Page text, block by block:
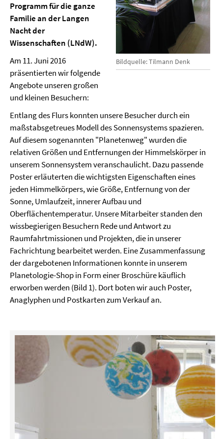
Bildquelle: Tilmann Denk
Programm für die ganze
Familie an der Langen
Nacht der
Wissenschaften (LNdW).
Am 11. Juni 2016
präsentierten wir folgende
Angebote unseren großen
und kleinen Besuchern:
Entlang des Flurs konnten unsere Besucher durch ein
maßstabsgetreues Modell des Sonnensystems spazieren.
Auf diesem sogenannten "Planetenweg" wurden die
relativen Größen und Entfernungen der Himmelskörper in
unserem Sonnensystem veranschaulicht. Dazu passende
Poster erläuterten die wichtigsten Eigenschaften eines
jeden Himmelkörpers, wie Größe, Entfernung von der
Sonne, Umlaufzeit, innerer Aufbau und
Oberflächentemperatur. Unsere Mitarbeiter standen den
wissbegierigen Besuchern Rede und Antwort zu
Raumfahrtmissionen und Projekten, die in unserer
Fachrichtung bearbeitet werden. Eine Zusammenfassung
der dargebotenen Informationen konnte in unserem
Planetologie-Shop in Form einer Broschüre käuflich
erworben werden (Bild 1). Dort boten wir auch Poster,
Anaglyphen und Postkarten zum Verkauf an.